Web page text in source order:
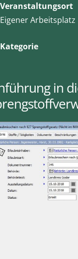
Veranstaltungsort
Eigener Arbeitsplatz
Kategorie
in